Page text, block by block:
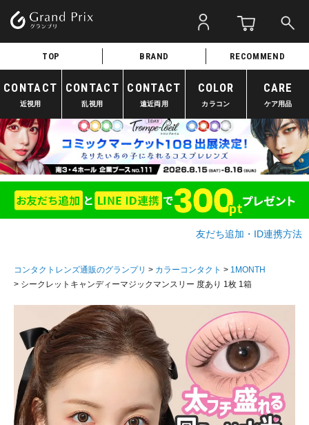
TOP BRAND RECOMMEND
CONTACT
近視用
CONTACT
乱視用
CONTACT
遠近両用
COLOR
カラコン
CARE
ケア用品
友だち追加・ID連携方法
コンタクトレンズ通販のグランプリ カラーコンタクト
1MONTH
シークレットキャンディーマジックマンスリー 度あり 1枚 1箱